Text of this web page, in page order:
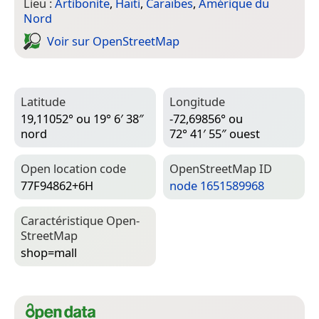
Nord
Voir sur Open­Street­Map
Latitude
19,11052° ou 19° 6′ 38″
nord
Longitude
-72,69856° ou
72° 41′ 55″ ouest
Open location code
77F94862+6H
Open­Street­Map ID
node 1651589968
Caractéristique Open­
Street­Map
shop=­mall